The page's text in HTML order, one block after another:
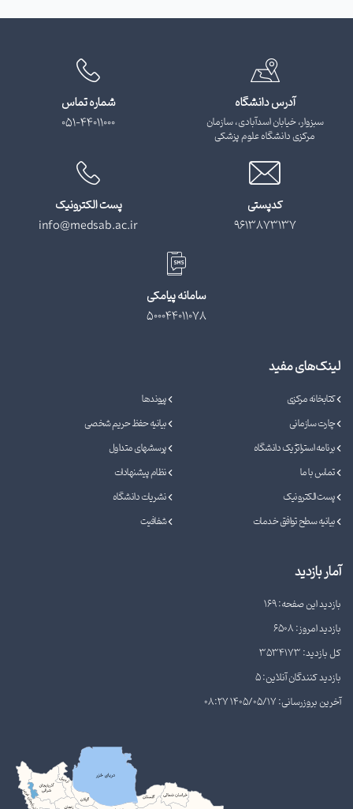
آدرس دانشگاه
سبزوار، خیابان اسدآبادی، سازمان
مرکزی دانشگاه علوم پزشکی
شماره تماس
051-44011000
کدپستی
9613873137
پست الکترونیک
info@medsab.ac.ir
سامانه پیامکی
500044011078
لینک‌های مفید
کتابخانه مرکزی
پیوندها
چارت سازمانی
بیانیه حفظ حریم شخصی
برنامه استراتژیک دانشگاه
پرسشهای متداول
تماس با ما
نظام پیشنهادات
پست الکترونیک
نشریات دانشگاه
بیانیه سطح توافق خدمات
شفافیت
آمار بازدید
بازدید این صفحه: 169
بازدید امروز: 6508
کل بازدید: 3534173
بازدید کنندگان آنلاین: 5
آخرین بروزرسانی: 1405/05/17 08:27